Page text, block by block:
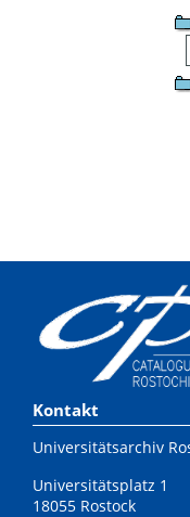
Kontakt
Universitätsarchiv
Universitätsplatz 1
18055 Rostock